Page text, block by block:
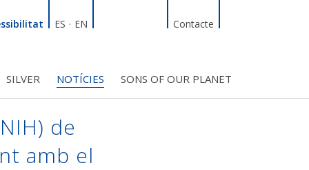
ES · EN Facebook
TwitterInstagram
Contacte
PROJECTES
SILVER NOTÍCIES SONS OF OUR PLANET
de
amb el